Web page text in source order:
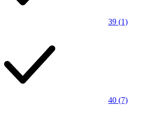
39 (1)
40 (7)